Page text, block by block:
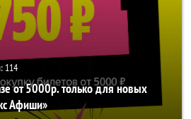
114
от 5000р. только для новых
Афиши»